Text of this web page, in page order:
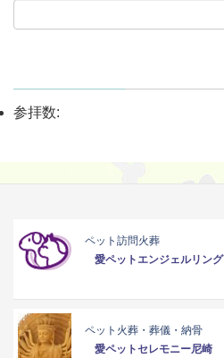
参拝数:
ペット訪問火葬
愛ペットエンジェルリング
ペット火葬・葬儀・納骨
愛ペットセレモニー尼崎